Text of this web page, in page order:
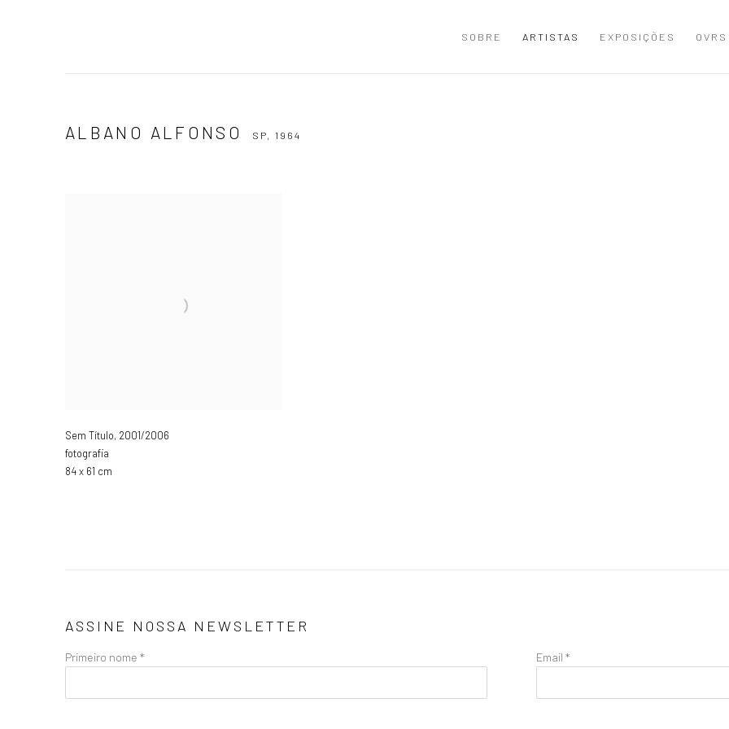
SOBRE ARTISTAS EXPOSIÇÕES OVRS
ALBANO ALFONSO SP,1964
Sem Título, 2001/2006
fotografia
84 x 61 cm
ASSINE NOSSA NEWSLETTER
Primeiro nome * Email *